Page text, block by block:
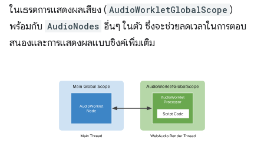
ในเธรดการแสดงผลเสียง ( AudioWorkletGlobalScope )
พร้อมกับ AudioNodes อื่นๆ ในตัว ซึ่งจะช่วยลดเวลาในการตอบ
สนองและการแสดงผลแบบซิงค์เพิ่มเติม